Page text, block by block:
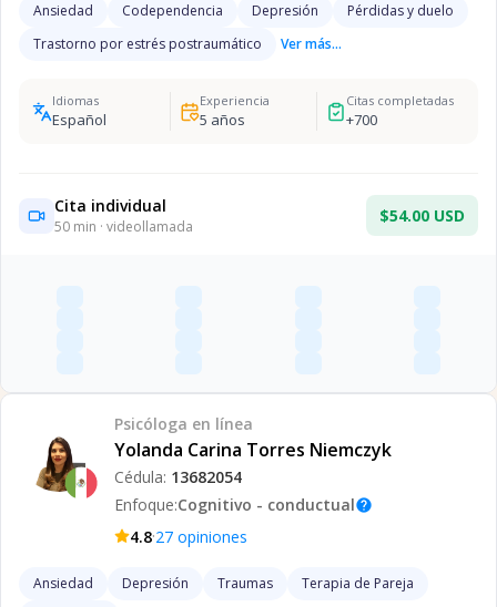
Ansiedad Codependencia Depresión
Pérdidas y duelo
Trastorno por estrés postraumático
Ver más...
Idiomas
Español
Experiencia
5 años
Citas completadas
+700
Cita individual
50 min · videollamada
$54.00 USD
Psicóloga en línea
Yolanda Carina Torres Niemczyk
Cédula: 13682054
Enfoque:Cognitivo - conductualhelp
4.8·27 opiniones
Ansiedad Depresión Traumas Terapia de Pareja